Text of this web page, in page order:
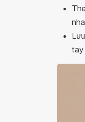
tay